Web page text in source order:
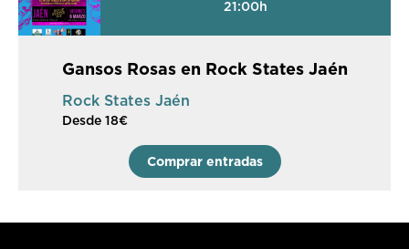
21:00h
Gansos Rosas en Rock States Jaén
Rock States Jaén
Desde 18€
Comprar entradas